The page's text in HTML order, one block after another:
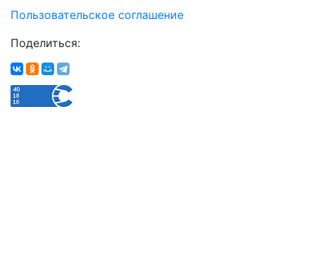
Пользовательское соглашение
Поделиться: